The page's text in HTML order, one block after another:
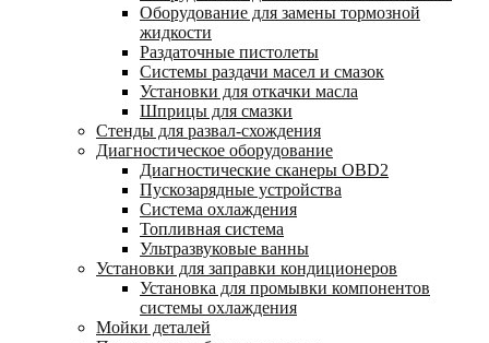
Оборудование для замены тормозной
жидкости
Раздаточные пистолеты
Системы раздачи масел и смазок
Установки для откачки масла
Шприцы для смазки
Стенды для развал-схождения
Диагностическое оборудование
Диагностические сканеры OBD2
Пускозарядные устройства
Система охлаждения
Топливная система
Ультразвуковые ванны
Установки для заправки кондиционеров
Установка для промывки компонентов
системы охлаждения
Мойки деталей